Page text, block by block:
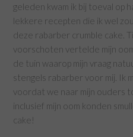
geleden kwam ik bij toeval op
lekkere recepten die ik wel
deze rabarber crumble cake.
voorschoten vertelde mijn
de tuin waarop mijn vraag
stengels rabarber voor mij. Ik
voordat we naar mijn ouders
inclusief mijn oom konden
cake!